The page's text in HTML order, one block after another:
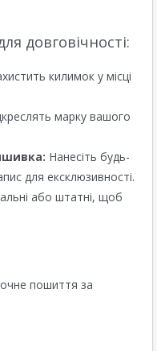
довговічності:
килимок у місці
марку вашого
Нанесіть будь-
для ексклюзивності.
або штатні, щоб
пошиття за